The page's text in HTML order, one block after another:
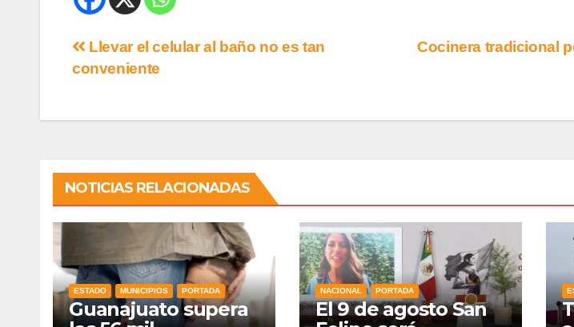
Cocinera tradicional
Llevar el celular al baño no es tan
conveniente
NOTICIAS RELACIONADAS
ESTADO MUNICIPIOS PORTADA
Guanajuato supera
NACIONAL PORTADA
El 9 de agosto San